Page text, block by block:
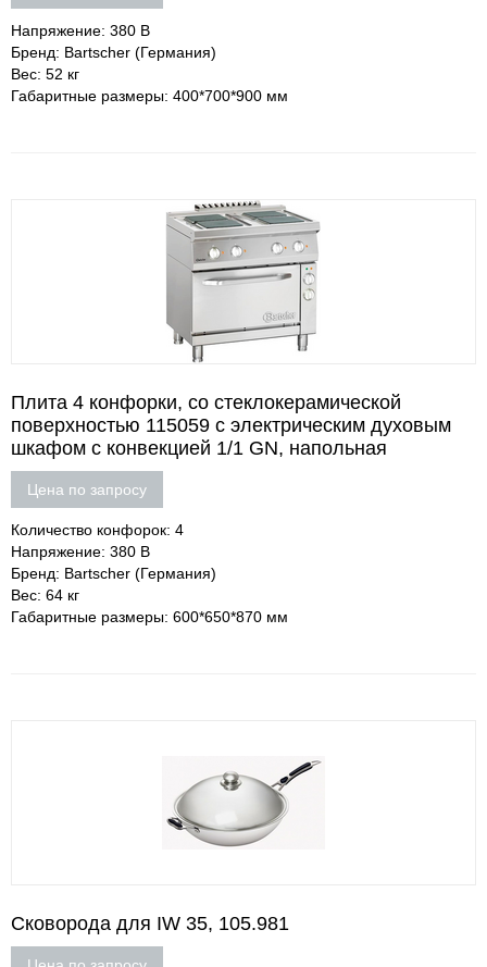
Напряжение: 380 В
Бренд: Bartscher (Германия)
Вес: 52 кг
Габаритные размеры: 400*700*900 мм
Плита 4 конфорки, со стеклокерамической
поверхностью 115059 c электрическим духовым
шкафом с конвекцией 1/1 GN, напольная
Цена по запросу
Количество конфорок: 4
Напряжение: 380 В
Бренд: Bartscher (Германия)
Вес: 64 кг
Габаритные размеры: 600*650*870 мм
Сковорода для IW 35, 105.981